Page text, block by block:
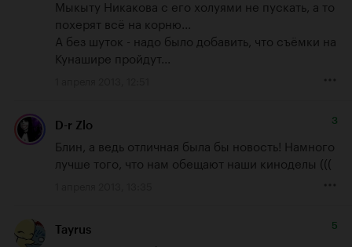
Мыкыту Никакова с его холуями не пускать, а то
похерят всё на корню...
А без шуток - надо было добавить, что съёмки на
Кунашире пройдут...
D-r Zlo 3
Блин, а ведь отличная была бы новость! Намного
лучше того, что нам обещают наши киноделы (((
Tayrus 5